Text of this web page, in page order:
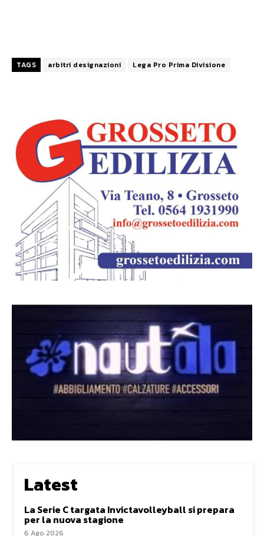
TAGS arbitri designazioni Lega Pro Prima Divisione
Latest
La Serie C targata Invictavolleyball si prepara
per la nuova stagione
6 Ago 2026